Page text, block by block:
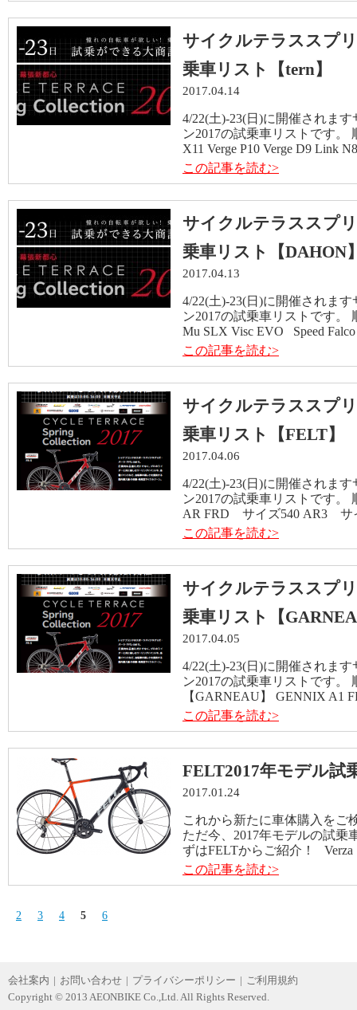
サイクルテラススプ
乗車リスト【tern】
2017.04.14
4/22(土)-23(日)に開催されま
ン2017の試乗車リストです。
X11 Verge P10 Verge D9 Link
この記事を読む>
サイクルテラススプ
乗車リスト【DAHON
2017.04.13
4/22(土)-23(日)に開催されま
ン2017の試乗車リストです
Mu SLX Visc EVO Speed
この記事を読む>
サイクルテラススプ
乗車リスト【FELT】
2017.04.06
4/22(土)-23(日)に開催されま
ン2017の試乗車リストです
AR FRD サイズ540 AR3
この記事を読む>
サイクルテラススプ
乗車リスト【
2017.04.05
4/22(土)-23(日)に開催されま
ン2017の試乗車リストです
【GARNEAU】 GENNIX
この記事を読む>
FELT2017年モデル試
2017.01.24
これから新たに車体購入をご
ただ今、2017年モデルの試
ずはFELTからご紹介！
この記事を読む>
2 3 4 5 6
会社案内 | お問い合わせ | プライバシーポリシー | ご利用規約
Copyright © 2013 AEONBIKE Co.,Ltd. All Rights Reserved.